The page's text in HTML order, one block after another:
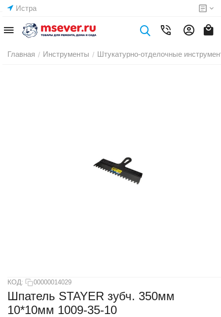
Истра
Главная / Инструменты / Штукатурно-отделочные
КОД: 00000014029
Шпатель STAYER зубч. 350мм
10*10мм 1009-35-10